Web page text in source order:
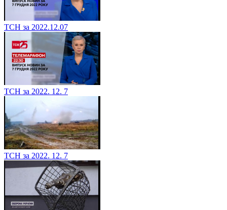
ТСН за 2022.12.07
ТСН за 2022. 12. 7
ТСН за 2022. 12. 7